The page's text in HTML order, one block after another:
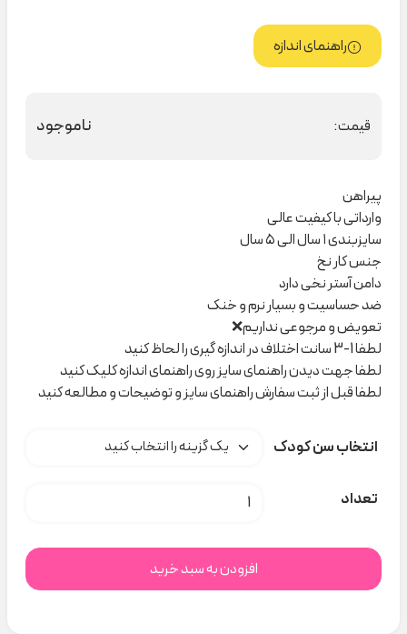
راهنمای اندازه
قیمت: ناموجود
پیراهن
وارداتی با کیفیت عالی
سایزبندی ۱ سال الی ۵ سال
جنس کار نخ
دامن آستر نخی دارد
ضد حساسیت و بسیار نرم و خنک
تعویض و مرجوعی نداریم❌
لطفا 1-3 سانت اختلاف در اندازه گیری را لحاظ کنید
لطفا جهت دیدن راهنمای سایز روی راهنمای اندازه کلیک کنید
لطفا قبل از ثبت سفارش راهنمای سایز و توضیحات و مطالعه کنید
انتخاب سن کودک
تعداد پیراهن چهارخونه سبز یقه جدا کد H000253 عدد
افزودن به سبد خرید